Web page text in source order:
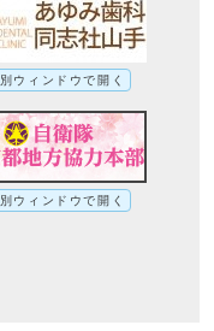
別ウィンドウで開く
別ウィンドウで開く